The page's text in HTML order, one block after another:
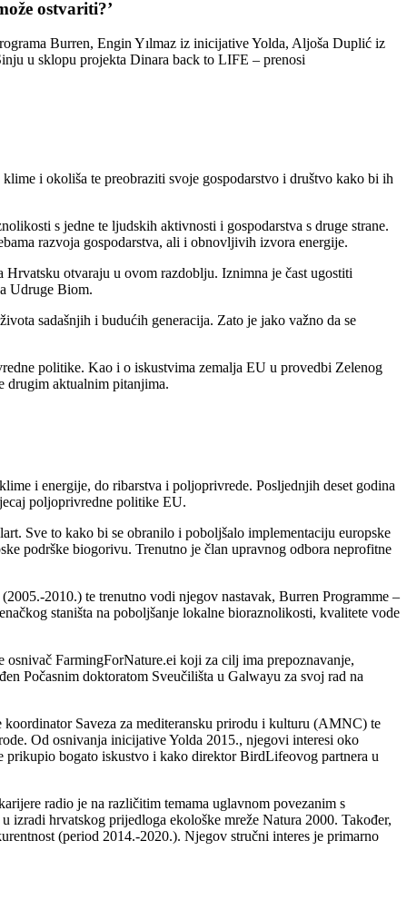
ostvariti?’
Burren, Engin Yılmaz iz inicijative Yolda, Aljoša Duplić iz
u sklopu projekta Dinara back to LIFE – prenosi
i okoliša te preobraziti svoje gospodarstvo i društvo kako bi ih
s jedne te ljudskih aktivnosti i gospodarstva s druge strane.
razvoja gospodarstva, ali i obnovljivih izvora energije.
otvaraju u ovom razdoblju. Iznimna je čast ugostiti
Udruge Biom.
sadašnjih i budućih generacija. Zato je jako važno da se
politike. Kao i o iskustvima zemalja EU u provedbi Zelenog
drugim aktualnim pitanjima.
i energije, do ribarstva i poljoprivrede. Posljednjih deset godina
poljoprivredne politike EU.
Sve to kako bi se obranilo i poboljšalo implementaciju europske
podrške biogorivu. Trenutno je član upravnog odbora neprofitne
2010.) te trenutno vodi njegov nastavak, Burren Programme –
staništa na poboljšanje lokalne bioraznolikosti, kvalitete vode
FarmingForNature.ei koji za cilj ima prepoznavanje,
Počasnim doktoratom Sveučilišta u Galwayu za svoj rad na
Saveza za mediteransku prirodu i kulturu (AMNC) te
Od osnivanja inicijative Yolda 2015., njegovi interesi oko
prikupio bogato iskustvo i kako direktor BirdLifeovog partnera u
radio je na različitim temama uglavnom povezanim s
izradi hrvatskog prijedloga ekološke mreže Natura 2000. Također,
(period 2014.-2020.). Njegov stručni interes je primarno